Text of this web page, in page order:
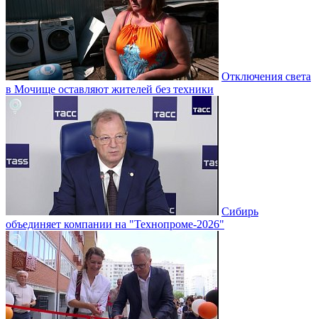
Отключения света
в Мочище оставляют жителей без техники
Сибирь
объединяет компании на "Технопроме-2026"